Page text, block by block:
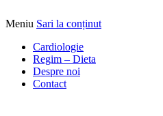
DrBendo.ro
Alimentatia sa iti fie
Meniu Sari la conținut
Cardiologie
Regim – Dieta
Despre noi
Contact